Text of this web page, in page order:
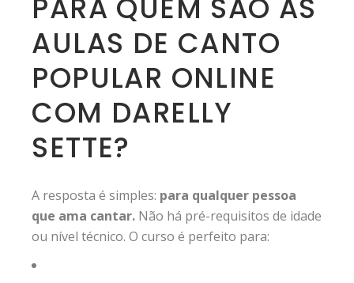
PARA QUEM SÃO AS
AULAS DE CANTO
POPULAR ONLINE
COM DARELLY
SETTE?
A resposta é simples: para qualquer pessoa
que ama cantar. Não há pré-requisitos de idade
ou nível técnico. O curso é perfeito para: